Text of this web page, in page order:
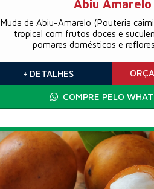
Abiu Amarelo
Muda de Abiu-Amarelo (Pouteria
tropical com frutos doces e
pomares domésticos e
+ DETALHES
COMPRE PELO